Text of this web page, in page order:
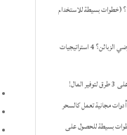
(خطوات بسيطة للاستخدام
كيف تحسن إدارة طوابير المطاعم الشعبية وترضي الزبائن؟ 4 استراتيجيات
وقت الانتظار في المطاعم؟ 5 خطوات بسيطة للحصول على